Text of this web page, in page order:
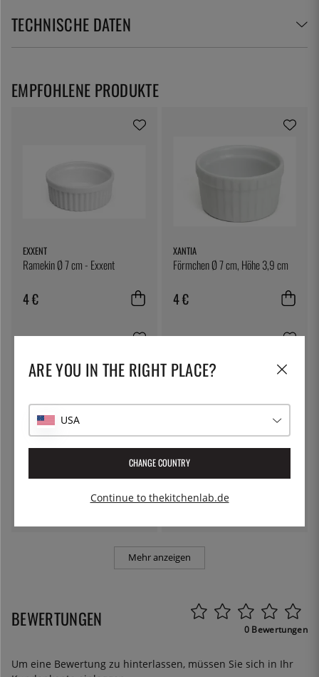
TECHNISCHE DATEN
EXXENT
Ramekin Ø 7 cm - Exxent
4 €
XANTIA
Förmchen Ø 7 cm, Höhe 3,9 cm
4 €
Gastrolöffel / Servierlöffel
SIEVERT
Handlicher Gasbrenner mit Piezo,
nur griff - Sievert
Mehr anzeigen
EMPFOHLENE PRODUKTE
BEWERTUNGEN 0 Bewertungen
Um eine Bewertung zu hinterlassen, müssen Sie sich in Ihr
ARE YOU IN THE RIGHT PLACE?
USA
CHANGE COUNTRY
Continue to thekitchenlab.de